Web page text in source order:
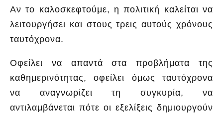
Αν το καλοσκεφτούμε, η πολιτική καλείται να
λειτουργήσει και στους τρεις αυτούς χρόνους
ταυτόχρονα.
Οφείλει να απαντά στα προβλήματα της
καθημερινότητας, οφείλει όμως ταυτόχρονα
να αναγνωρίζει τη συγκυρία, να
αντιλαμβάνεται πότε οι εξελίξεις δημιουργούν